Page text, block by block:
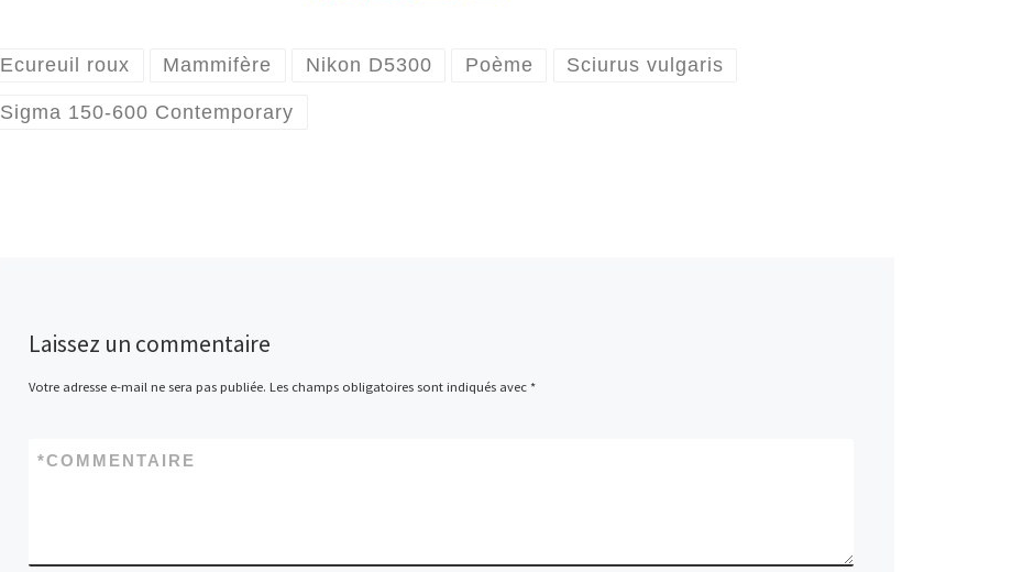
Ecureuil roux Mammifère Nikon D5300 Poème Sciurus vulgaris
Sigma 150-600 Contemporary
Laissez un commentaire
Votre adresse e-mail ne sera pas publiée. Les champs obligatoires sont indiqués avec *
COMMENTAIRE
*